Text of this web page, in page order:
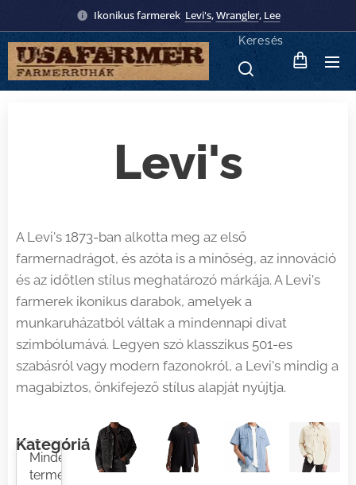
Ikonikus farmerek Levi's,Wrangler, Lee
Keresés
Levi's
A Levi's 1873-ban alkotta meg az első
farmernadrágot, és azóta is a minőség, az innováció
és az időtlen stílus meghatározó márkája. A Levi's
farmerek ikonikus darabok, amelyek a
munkaruházatból váltak a mindennapi divat
szimbólumává. Legyen szó klasszikus 501-es
szabásról vagy modern fazonokról, a Levi's mindig a
magabiztos, önkifejező stílus alapját nyújtja.
Kategóriák
Minden
termék